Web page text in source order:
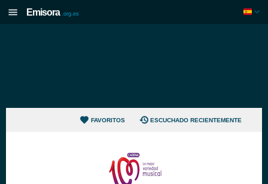
Emisora .org.es
FAVORITOS ESCUCHADO RECIENTEMENTE